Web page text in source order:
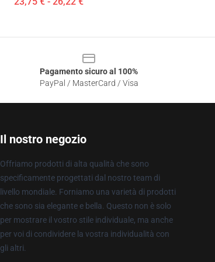
Pagamento sicuro al 100%
PayPal / MasterCard / Visa
Il nostro negozio
Offriamo prodotti di alta qualità che sono
specificamente progettati dal nostro team di
livello mondiale. Forniamo una varietà di prodotti
che sono sia elegante e bella. Questo non è solo
per mostrare il vostro stile individuale, ma anche
per voi di condividere la vostra individualità con
gli altri.